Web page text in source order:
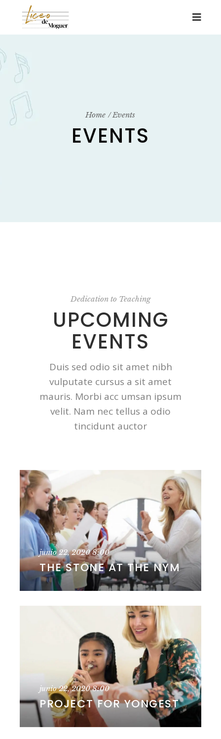
Home Events
EVENTS
Dedication to Teaching
UPCOMING
EVENTS
Duis sed odio sit amet nibh
vulputate cursus a sit amet
mauris. Morbi acc umsan ipsum
velit. Nam nec tellus a odio
tincidunt auctor
junio 22, 20208:00
THE STONE AT THE NYM
junio 22, 20208:00
PROJECT FOR YONGEST